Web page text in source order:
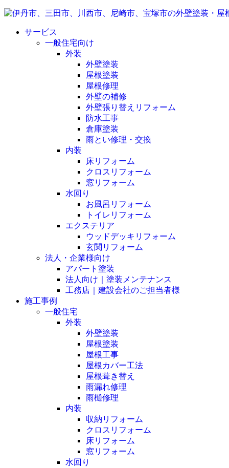
サービス
一般住宅向け
外装
外壁塗装
屋根塗装
屋根修理
外壁の補修
外壁張り替えリフォーム
防水工事
倉庫塗装
雨とい修理・交換
内装
床リフォーム
クロスリフォーム
窓リフォーム
水回り
お風呂リフォーム
トイレリフォーム
エクステリア
ウッドデッキリフォーム
玄関リフォーム
法人・企業様向け
アパート塗装
法人向け｜塗装メンテナンス
工務店｜建設会社のご担当者様
施工事例
一般住宅
外装
外壁塗装
屋根塗装
屋根工事
屋根カバー工法
屋根葺き替え
雨漏れ修理
雨樋修理
内装
収納リフォーム
クロスリフォーム
床リフォーム
窓リフォーム
水回り